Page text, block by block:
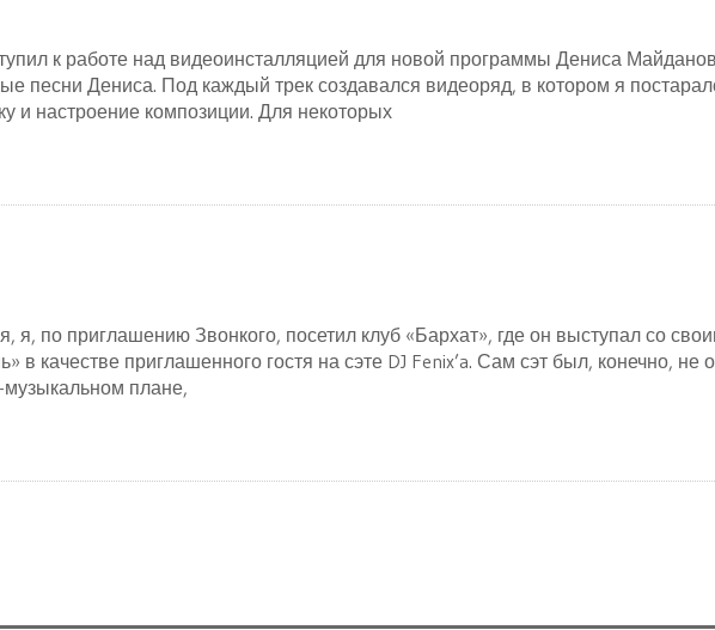
к работе над видеоинсталляцией для новой программы Дениса
песни Дениса. Под каждый трек создавался видеоряд, в котором я
и настроение композиции. Для некоторых
я, по приглашению Звонкого, посетил клуб «Бархат», где он выступал со
в качестве приглашенного гостя на сэте DJ Fenix’a. Сам сэт был, конечно, не
плане,